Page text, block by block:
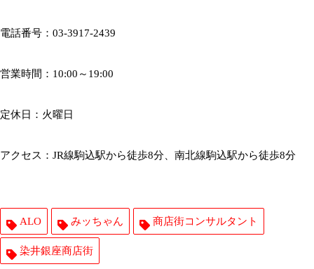
電話番号：03-3917-2439
営業時間：10:00～19:00
定休日：火曜日
アクセス：JR線駒込駅から徒歩8分、南北線駒込駅から徒歩8分
ALO みッちゃん 商店街コンサルタント
染井銀座商店街